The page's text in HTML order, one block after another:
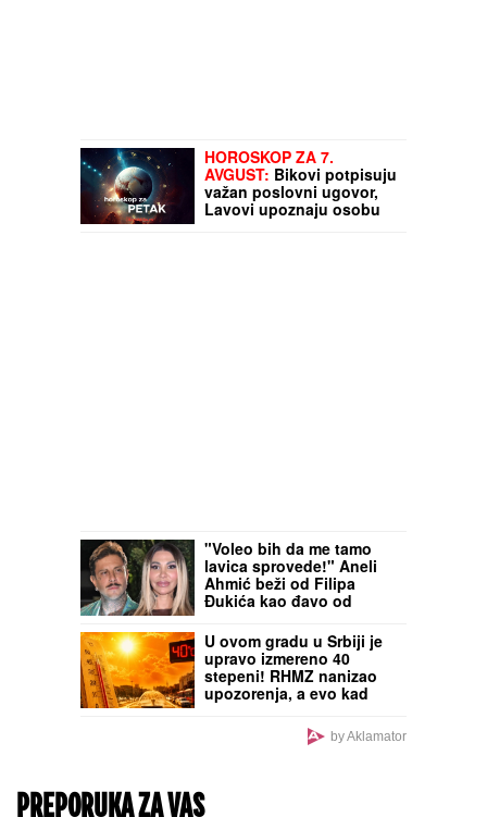
HOROSKOP ZA 7.
AVGUST: Bikovi potpisuju
važan poslovni ugovor,
Lavovi upoznaju osobu
koja ih obara sa nogu!
"Voleo bih da me tamo
lavica sprovede!" Aneli
Ahmić beži od Filipa
Đukića kao đavo od
upućuje pozive
U ovom gradu u Srbiji je
upravo izmereno 40
stepeni! RHMZ nanizao
upozorenja, a evo kad
stižu pljuskovi sa
by Aklamator
PREPORUKA ZA VAS